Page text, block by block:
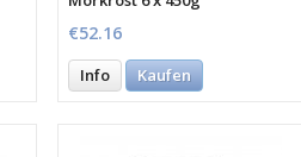
€52.16
Info Kaufen